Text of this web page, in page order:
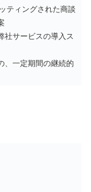
ティングされた商談
社サービスの導入ス
、一定期間の継続的